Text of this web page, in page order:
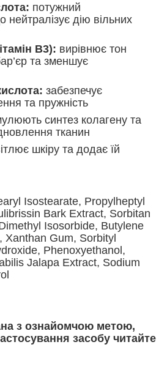
потужний
нейтралізує дію вільних
В3): вирівнює тон
та зменшує
забезпечує
та пружність
синтез колагену та
тканин
шкіру та додає їй
Isostearate, Propylheptyl
Bark Extract, Sorbitan
Isosorbide, Butylene
Xanthan Gum, Sorbityl
Phenoxyethanol,
Jalapa Extract, Sodium
з ознайомчою метою,
засобу читайте